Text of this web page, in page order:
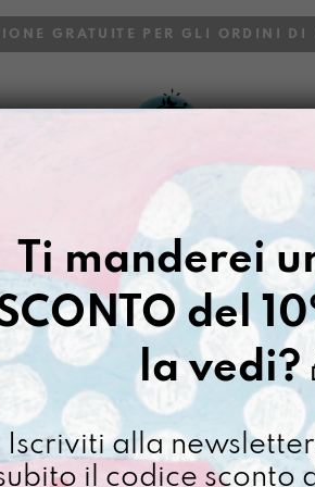
GRATUITE PER GLI ORDINI
€
[
Non
Ti manderei
del
la vedi?
Iscriviti alla
il codice sconto